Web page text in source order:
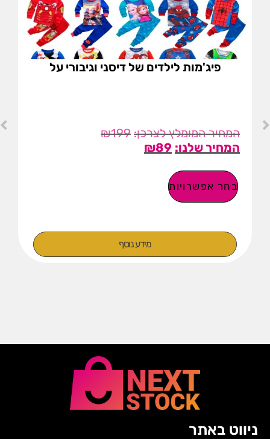
פיג'מות לילדים של דיסני וגיבורי על
₪199
₪89
בחר אפשרויות
מידע נוסף
ניווט באתר